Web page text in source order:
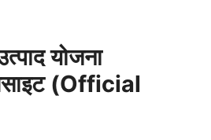
योजना
(Official